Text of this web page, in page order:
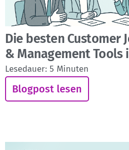
Die besten Customer
& Management Tools
Lesedauer: 5 Minuten
Blogpost lesen